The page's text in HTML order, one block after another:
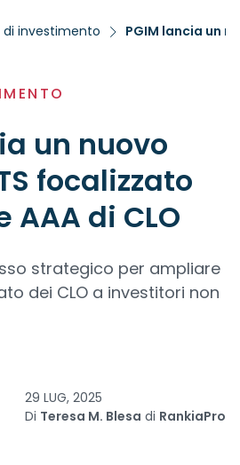
di investimento PGIM lancia un
un nuovo
focalizzato
AAA di CLO
strategico per ampliare
dei CLO a investitori non
29 LUG, 2025
Di Teresa M. Blesa di RankiaPro